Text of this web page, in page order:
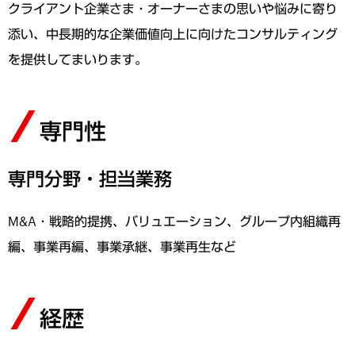
クライアント企業さま・オーナーさまの思いや悩みに寄り
添い、中長期的な企業価値向上に向けたコンサルティング
を提供してまいります。
専門性
専門分野・担当業務
M&A・戦略的提携、バリュエーション、グループ内組織再
編、事業再編、事業承継、事業再生など
経歴